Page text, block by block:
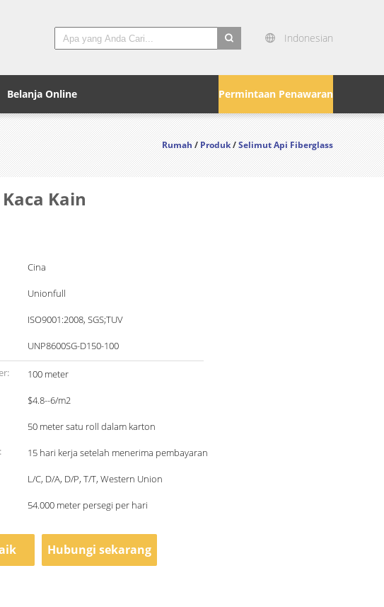
Indonesian
Permintaan Penawaran
Belanja Online
Rumah/Produk/Selimut Api Fiberglass
Kain
Cina
Unionfull
ISO9001:2008, SGS;TUV
UNP8600SG-D150-100
100 meter
$4.8--6/m2
50 meter satu roll dalam karton
15 hari kerja setelah menerima pembayaran
L/C, D/A, D/P, T/T, Western Union
54.000 meter persegi per hari
Hubungi sekarang